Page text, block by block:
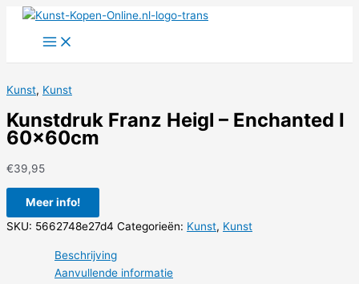
Kunst, Kunst
Kunstdruk Franz Heigl – Enchanted I
60x60cm
€39,95
Meer info!
SKU: 5662748e27d4 Categorieën: Kunst, Kunst
Beschrijving
Aanvullende informatie